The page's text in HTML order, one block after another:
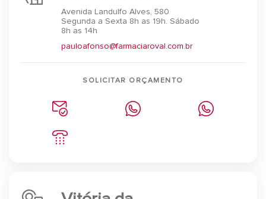
Avenida Landulfo Alves, 580
Segunda a Sexta 8h as 19h. Sábado
8h as 14h
pauloafonso@farmaciaroval.com.br
SOLICITAR ORÇAMENTO